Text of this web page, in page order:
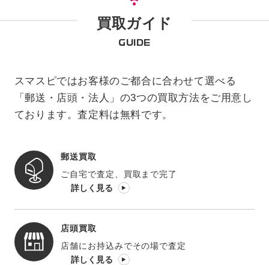
買取ガイド
GUIDE
スマスピではお客様のご都合に合わせて選べる
「郵送・店頭・法人」の3つの買取方法をご用意し
ております。査定料は無料です。
郵送買取
ご自宅で査定、買取まで完了
詳しく見る
店頭買取
店舗にお持込みでその場で査定
詳しく見る